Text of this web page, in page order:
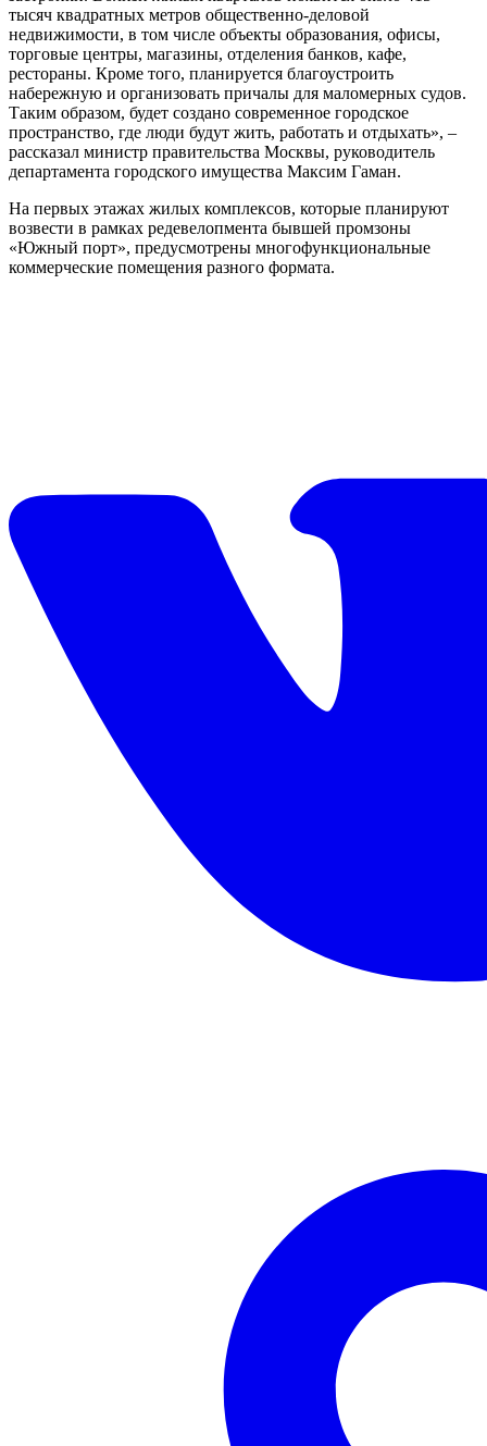
тысяч квадратных метров общественно-деловой
недвижимости, в том числе объекты образования, офисы,
торговые центры, магазины, отделения банков, кафе,
рестораны. Кроме того, планируется благоустроить
набережную и организовать причалы для маломерных судов.
Таким образом, будет создано современное городское
пространство, где люди будут жить, работать и отдыхать», –
рассказал министр правительства Москвы, руководитель
департамента городского имущества Максим Гаман.
На первых этажах жилых комплексов, которые планируют
возвести в рамках редевелопмента бывшей промзоны
«Южный порт», предусмотрены многофункциональные
коммерческие помещения разного формата.